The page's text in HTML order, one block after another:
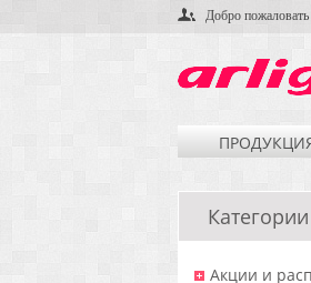
Добро
Акции и